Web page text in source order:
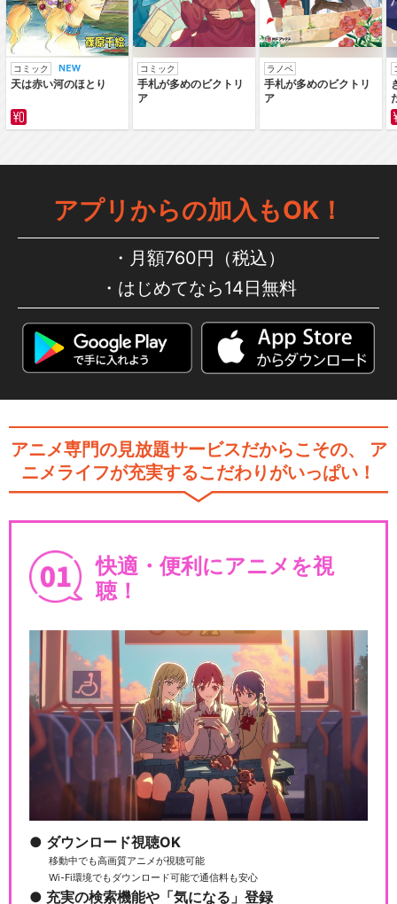
コミック
天は赤い河のほとり
コミック
手札が多めのビクトリ
ア
ラノベ
手札が多めのビクトリ
ア
アプリからの加入もOK！
月額760円（税込）
はじめてなら14日無料
アニメ専門の見放題サービスだからこその、
ア
ニメライフが充実するこだわりがいっぱい！
快適・便利にアニメを視
聴！
ダウンロード視聴OK
移動中でも高画質アニメが視聴可能
Wi-Fi環境でもダウンロード可能で通信料も安心
充実の検索機能や「気になる」登録